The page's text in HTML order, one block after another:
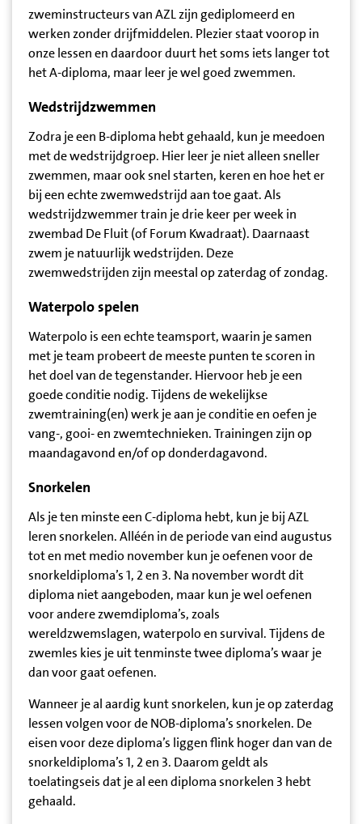
zweminstructeurs van AZL zijn gediplomeerd en
werken zonder drijfmiddelen. Plezier staat voorop in
onze lessen en daardoor duurt het soms iets langer tot
het A-diploma, maar leer je wel goed zwemmen.
Wedstrijdzwemmen
Zodra je een B-diploma hebt gehaald, kun je meedoen
met de wedstrijdgroep. Hier leer je niet alleen sneller
zwemmen, maar ook snel starten, keren en hoe het er
bij een echte zwemwedstrijd aan toe gaat. Als
wedstrijdzwemmer train je drie keer per week in
zwembad De Fluit (of Forum Kwadraat). Daarnaast
zwem je natuurlijk wedstrijden. Deze
zwemwedstrijden zijn meestal op zaterdag of zondag.
Waterpolo spelen
Waterpolo is een echte teamsport, waarin je samen
met je team probeert de meeste punten te scoren in
het doel van de tegenstander. Hiervoor heb je een
goede conditie nodig. Tijdens de wekelijkse
zwemtraining(en) werk je aan je conditie en oefen je
vang-, gooi- en zwemtechnieken. Trainingen zijn op
maandagavond en/of op donderdagavond.
Snorkelen
Als je ten minste een C-diploma hebt, kun je bij AZL
leren snorkelen. Alléén in de periode van eind augustus
tot en met medio november kun je oefenen voor de
snorkeldiploma’s 1, 2 en 3. Na november wordt dit
diploma niet aangeboden, maar kun je wel oefenen
voor andere zwemdiploma’s, zoals
wereldzwemslagen, waterpolo en survival. Tijdens de
zwemles kies je uit tenminste twee diploma’s waar je
dan voor gaat oefenen.
Wanneer je al aardig kunt snorkelen, kun je op zaterdag
lessen volgen voor de NOB-diploma’s snorkelen. De
eisen voor deze diploma’s liggen flink hoger dan van de
snorkeldiploma’s 1, 2 en 3. Daarom geldt als
toelatingseis dat je al een diploma snorkelen 3 hebt
gehaald.